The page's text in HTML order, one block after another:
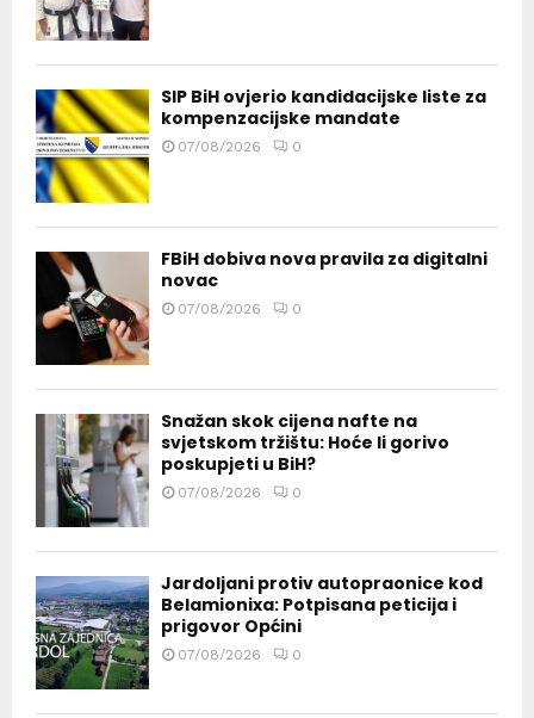
SIP BiH ovjerio kandidacijske liste za
kompenzacijske mandate
07/08/2026 0
FBiH dobiva nova pravila za digitalni
novac
07/08/2026 0
Snažan skok cijena nafte na
svjetskom tržištu: Hoće li gorivo
poskupjeti u BiH?
07/08/2026 0
Jardoljani protiv autopraonice kod
Belamionixa: Potpisana peticija i
prigovor Općini
07/08/2026 0